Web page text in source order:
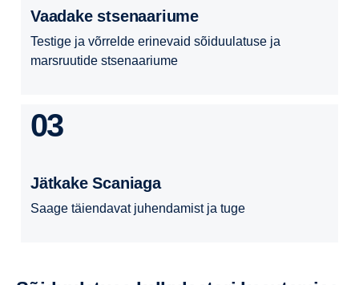
Vaadake stsenaariume
Testige ja võrrelde erinevaid sõiduulatuse ja
marsruutide stsenaariume
03
Jätkake Scaniaga
Saage täiendavat juhendamist ja tuge